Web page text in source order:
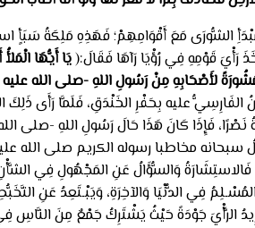
الشُّورَى مَعَ أَقْوَامِهِمْ؛ فَهَذِهِ مَلِكَةُ
رَأْيَ قَوْمِهِ فِي رُؤْيَا رَآهَا فَقَالَ:(يَا أَيُّهَا
مَشُورَةً لأَصْحَابِهِ مِنْ رَسُولِ اللهِ -صلى الله
عليه بِحَفْرِ الخَنْدَقِ، فَلَمَّا رَأَى ذَلِكَ
نَصْرًا، فَإِذَا كَانَ هَذَا حَالَ رَسُولِ اللهِ -
سبحانه مخاطبا رسوله الكريم صلى الله
43)، فَالاستِشَارَةُ وَالسُّؤَالُ عَنِ المَجْهُولِ
فِي الدُّنْيَا وَالآخِرَةِ، وَيَبْـتَعِدُ عَنِ
الرَّأْيَ جَوْدَةً حَيْثُ يَشْتَرِكُ جَمْعٌ مِنَ